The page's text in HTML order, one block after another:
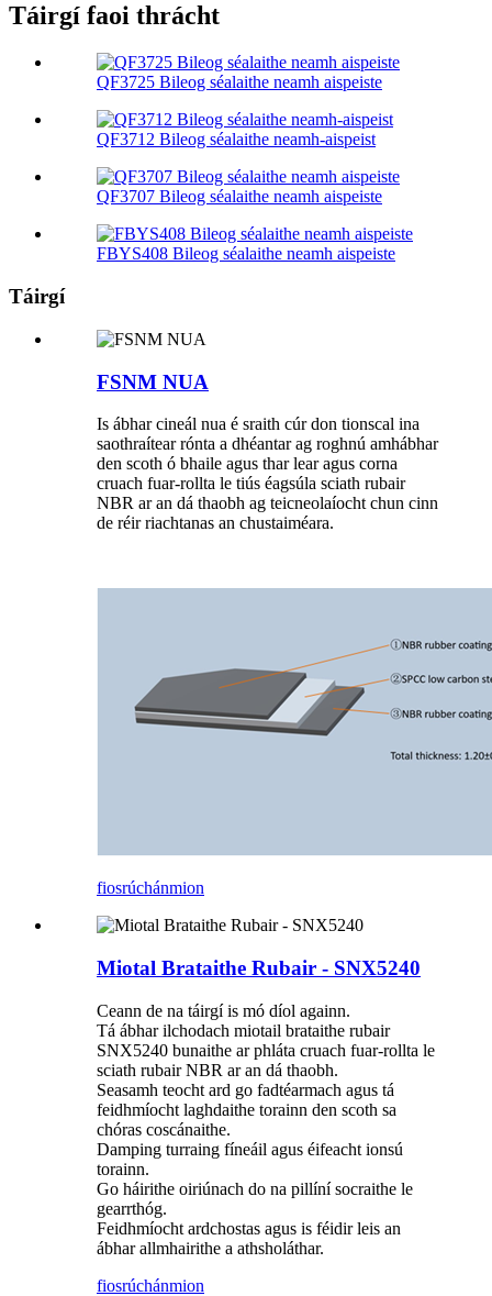
Táirgí faoi thrácht
QF3725 Bileog séalaithe neamh aispeiste
QF3712 Bileog séalaithe neamh-aispeist
QF3707 Bileog séalaithe neamh aispeiste
FBYS408 Bileog séalaithe neamh aispeiste
Táirgí
FSNM NUA
Is ábhar cineál nua é sraith cúr don tionscal ina
saothraítear rónta a dhéantar ag roghnú amhábhar
den scoth ó bhaile agus thar lear agus corna
cruach fuar-rollta le tiús éagsúla sciath rubair
NBR ar an dá thaobh ag teicneolaíocht chun cinn
de réir riachtanas an chustaiméara.
fiosrúchánmion
Miotal Brataithe Rubair - SNX5240
Ceann de na táirgí is mó díol againn.
Tá ábhar ilchodach miotail brataithe rubair
SNX5240 bunaithe ar phláta cruach fuar-rollta le
sciath rubair NBR ar an dá thaobh.
Seasamh teocht ard go fadtéarmach agus tá
feidhmíocht laghdaithe torainn den scoth sa
chóras coscánaithe.
Damping turraing fíneáil agus éifeacht ionsú
torainn.
Go háirithe oiriúnach do na pillíní socraithe le
gearrthóg.
Feidhmíocht ardchostas agus is féidir leis an
ábhar allmhairithe a athsholáthar.
fiosrúchánmion